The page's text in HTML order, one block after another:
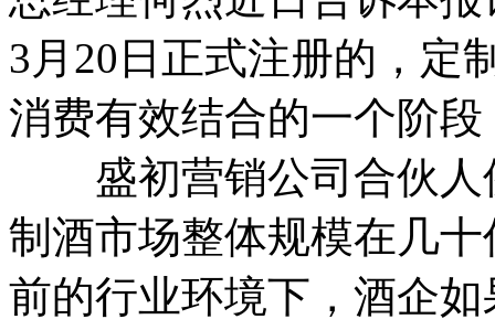
3月20日正式注册的，定
消费有效结合的一个阶
盛初营销公司合伙人
制酒市场整体规模在几
前的行业环境下，酒企